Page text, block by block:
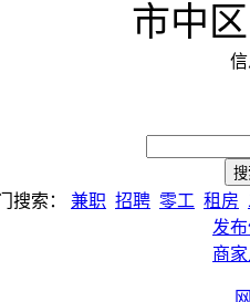
市中
搜索： 兼职 招聘 零工 租房
发
商